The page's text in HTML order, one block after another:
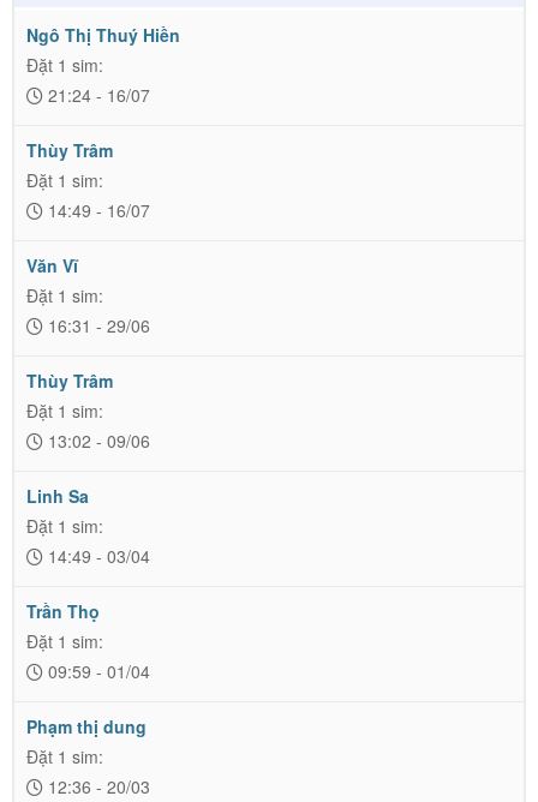
Ngô Thị Thuý Hiền
Đặt 1 sim:
21:24 - 16/07
Thùy Trâm
Đặt 1 sim:
14:49 - 16/07
Văn Vĩ
Đặt 1 sim:
16:31 - 29/06
Thùy Trâm
Đặt 1 sim:
13:02 - 09/06
Linh Sa
Đặt 1 sim:
14:49 - 03/04
Trần Thọ
Đặt 1 sim:
09:59 - 01/04
Phạm thị dung
Đặt 1 sim:
12:36 - 20/03